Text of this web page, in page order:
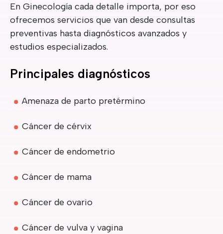
En Ginecología cada detalle importa, por eso
ofrecemos servicios que van desde consultas
preventivas hasta diagnósticos avanzados y
estudios especializados.
Principales diagnósticos
Amenaza de parto pretérmino
Cáncer de cérvix
Cáncer de endometrio
Cáncer de mama
Cáncer de ovario
Cáncer de vulva y vagina